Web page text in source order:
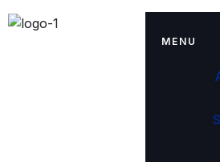
MENU